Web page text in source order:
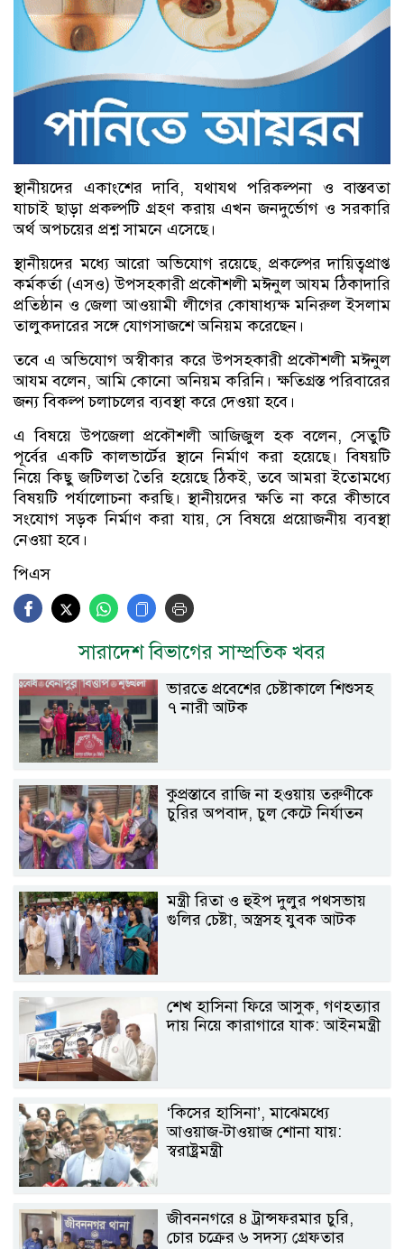
স্থানীয়দের একাংশের দাবি, যথাযথ পরিকল্পনা ও বাস্তবতা
যাচাই ছাড়া প্রকল্পটি গ্রহণ করায় এখন জনদুর্ভোগ ও সরকারি
অর্থ অপচয়ের প্রশ্ন সামনে এসেছে।
স্থানীয়দের মধ্যে আরো অভিযোগ রয়েছে, প্রকল্পের দায়িত্বপ্রাপ্ত
কর্মকর্তা (এসও) উপসহকারী প্রকৌশলী মঈনুল আযম ঠিকাদারি
প্রতিষ্ঠান ও জেলা আওয়ামী লীগের কোষাধ্যক্ষ মনিরুল ইসলাম
তালুকদারের সঙ্গে যোগসাজশে অনিয়ম করেছেন।
তবে এ অভিযোগ অস্বীকার করে উপসহকারী প্রকৌশলী মঈনুল
আযম বলেন, আমি কোনো অনিয়ম করিনি। ক্ষতিগ্রস্ত পরিবারের
জন্য বিকল্প চলাচলের ব্যবস্থা করে দেওয়া হবে।
এ বিষয়ে উপজেলা প্রকৌশলী আজিজুল হক বলেন, সেতুটি
পূর্বের একটি কালভার্টের স্থানে নির্মাণ করা হয়েছে। বিষয়টি
নিয়ে কিছু জটিলতা তৈরি হয়েছে ঠিকই, তবে আমরা ইতোমধ্যে
বিষয়টি পর্যালোচনা করছি। স্থানীয়দের ক্ষতি না করে কীভাবে
সংযোগ সড়ক নির্মাণ করা যায়, সে বিষয়ে প্রয়োজনীয় ব্যবস্থা
নেওয়া হবে।
পিএস
সারাদেশ বিভাগের সাম্প্রতিক খবর
ভারতে প্রবেশের চেষ্টাকালে শিশুসহ
৭ নারী আটক
কুপ্রস্তাবে রাজি না হওয়ায় তরুণীকে
চুরির অপবাদ, চুল কেটে নির্যাতন
মন্ত্রী রিতা ও হুইপ দুলুর পথসভায়
গুলির চেষ্টা, অস্ত্রসহ যুবক আটক
শেখ হাসিনা ফিরে আসুক, গণহত্যার
দায় নিয়ে কারাগারে যাক: আইনমন্ত্রী
‘কিসের হাসিনা’, মাঝেমধ্যে
আওয়াজ-টাওয়াজ শোনা যায়:
স্বরাষ্ট্রমন্ত্রী
জীবননগরে ৪ ট্রান্সফরমার চুরি,
চোর চক্রের ৬ সদস্য গ্রেফতার